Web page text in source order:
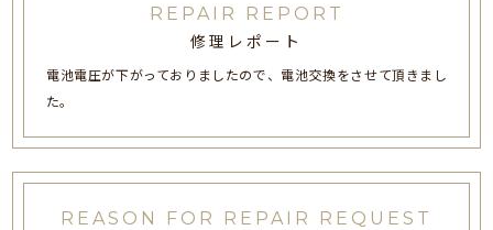
REPAIR REPORT
修理レポート
電池電圧が下がっておりましたので、電池交換をさせて頂きまし
た。
REASON FOR REPAIR REQUEST